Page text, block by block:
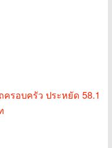
ครอบครัว ประหยัด 58.1